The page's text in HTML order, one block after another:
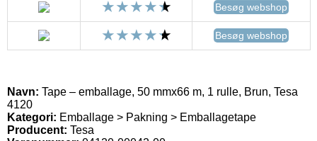
Besøg webshop
Besøg webshop
Navn: Tape – emballage, 50 mmx66 m, 1 rulle, Brun, Tesa
4120
Kategori: Emballage > Pakning > Emballagetape
Producent: Tesa